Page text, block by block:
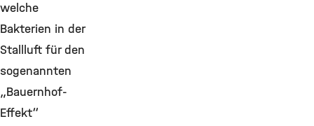
welche
Bakterien in der
Stallluft für den
sogenannten
„Bauernhof-
Effekt“